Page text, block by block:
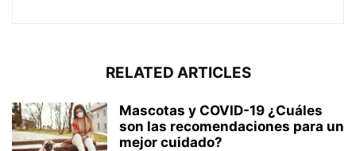
RELATED ARTICLES
Mascotas y COVID-19 ¿Cuáles
son las recomendaciones para un
mejor cuidado?